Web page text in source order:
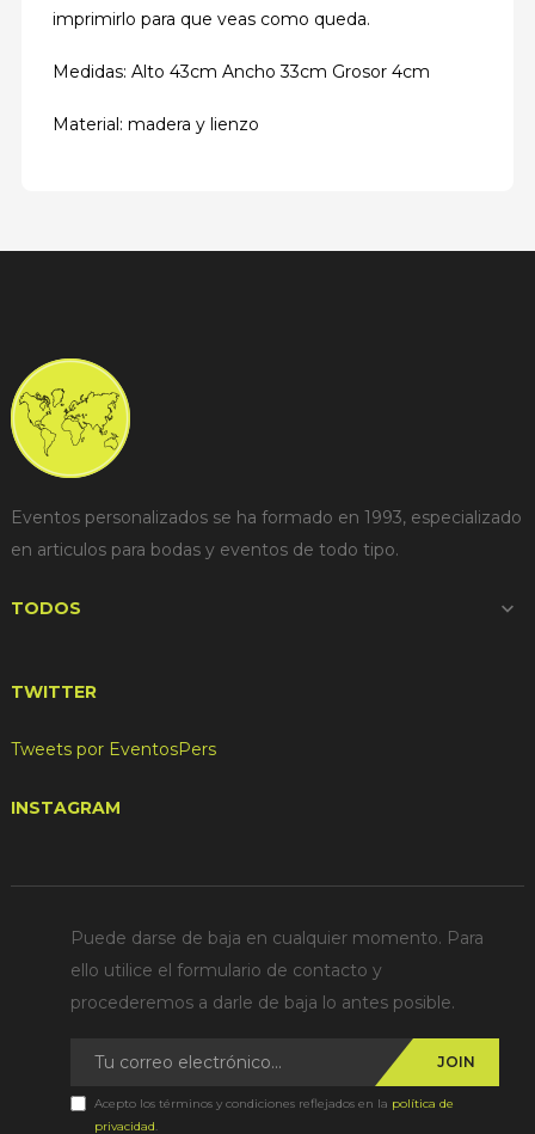
imprimirlo para que veas como queda.
Medidas: Alto 43cm Ancho 33cm Grosor 4cm
Material: madera y lienzo
Eventos personalizados se ha formado en 1993, especializado
en articulos para bodas y eventos de todo tipo.
TODOS 
TWITTER
Tweets por EventosPers
INSTAGRAM
Puede darse de baja en cualquier momento. Para
ello utilice el formulario de contacto y
procederemos a darle de baja lo antes posible.
JOIN
Acepto los términos y condiciones reflejados en la política de
privacidad.